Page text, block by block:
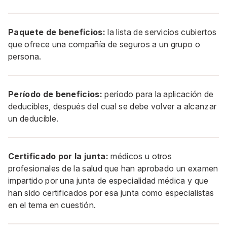
Paquete de beneficios: la lista de servicios cubiertos
que ofrece una compañía de seguros a un grupo o
persona.
Período de beneficios: período para la aplicación de
deducibles, después del cual se debe volver a alcanzar
un deducible.
Certificado por la junta: médicos u otros
profesionales de la salud que han aprobado un examen
impartido por una junta de especialidad médica y que
han sido certificados por esa junta como especialistas
en el tema en cuestión.